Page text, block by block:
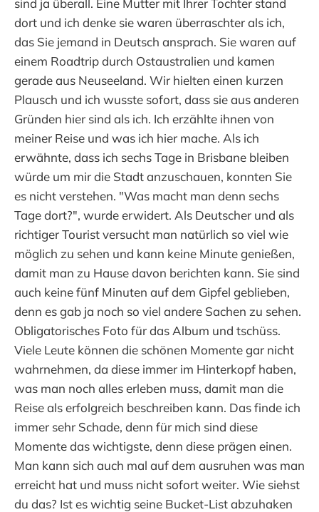
sind ja überall. Eine Mutter mit Ihrer Tochter stand
dort und ich denke sie waren überraschter als ich,
das Sie jemand in Deutsch ansprach. Sie waren auf
einem Roadtrip durch Ostaustralien und kamen
gerade aus Neuseeland. Wir hielten einen kurzen
Plausch und ich wusste sofort, dass sie aus anderen
Gründen hier sind als ich. Ich erzählte ihnen von
meiner Reise und was ich hier mache. Als ich
erwähnte, dass ich sechs Tage in Brisbane bleiben
würde um mir die Stadt anzuschauen, konnten Sie
es nicht verstehen. "Was macht man denn sechs
Tage dort?", wurde erwidert. Als Deutscher und als
richtiger Tourist versucht man natürlich so viel wie
möglich zu sehen und kann keine Minute genießen,
damit man zu Hause davon berichten kann. Sie sind
auch keine fünf Minuten auf dem Gipfel geblieben,
denn es gab ja noch so viel andere Sachen zu sehen.
Obligatorisches Foto für das Album und tschüss.
Viele Leute können die schönen Momente gar nicht
wahrnehmen, da diese immer im Hinterkopf haben,
was man noch alles erleben muss, damit man die
Reise als erfolgreich beschreiben kann. Das finde ich
immer sehr Schade, denn für mich sind diese
Momente das wichtigste, denn diese prägen einen.
Man kann sich auch mal auf dem ausruhen was man
erreicht hat und muss nicht sofort weiter. Wie siehst
du das? Ist es wichtig seine Bucket-List abzuhaken